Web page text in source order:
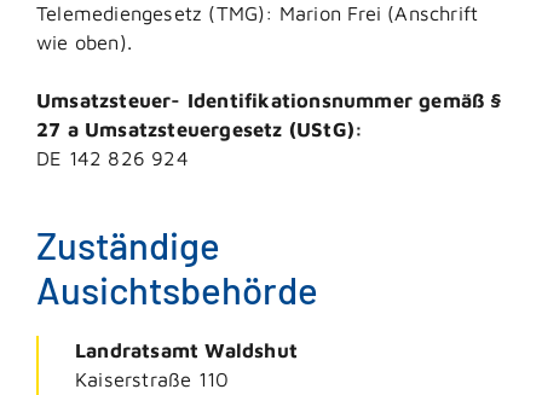
Telemediengesetz (TMG): Marion Frei (Anschrift
wie oben).
Umsatzsteuer- Identifikationsnummer gemäß §
27 a Umsatzsteuergesetz (UStG):
DE 142 826 924
Zuständige
Ausichtsbehörde
Landratsamt Waldshut
Kaiserstraße 110